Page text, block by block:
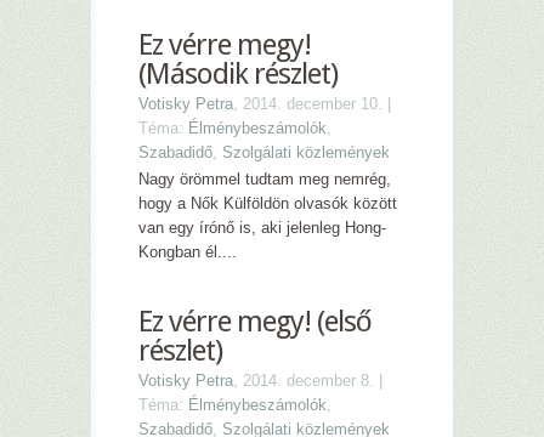
Ez vérre megy!
(Második részlet)
Votisky Petra, 2014. december 10. |
Téma: Élménybeszámolók,
Szabadidő, Szolgálati közlemények
Nagy örömmel tudtam meg nemrég,
hogy a Nők Külföldön olvasók között
van egy írónő is, aki jelenleg Hong-
Kongban él....
Ez vérre megy! (első
részlet)
Votisky Petra, 2014. december 8. |
Téma: Élménybeszámolók,
Szabadidő, Szolgálati közlemények